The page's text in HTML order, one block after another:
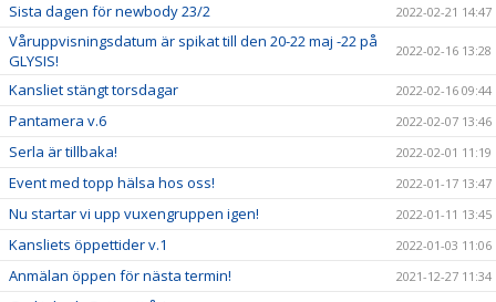
Sista dagen för newbody 23/2 2022-02-21 14:47
Våruppvisningsdatum är spikat till den 20-22 maj -22 på
GLYSIS!
2022-02-16 13:28
Kansliet stängt torsdagar 2022-02-16 09:44
Pantamera v.6 2022-02-07 13:46
Serla är tillbaka! 2022-02-01 11:19
Event med topp hälsa hos oss! 2022-01-17 13:47
Nu startar vi upp vuxengruppen igen! 2022-01-11 13:45
Kansliets öppettider v.1 2022-01-03 11:06
Anmälan öppen för nästa termin! 2021-12-27 11:34